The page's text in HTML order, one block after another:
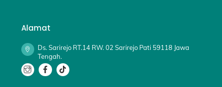
Alamat
Ds. Sarirejo RT.14 RW. 02 Sarirejo Pati 59118 Jawa
Tengah.